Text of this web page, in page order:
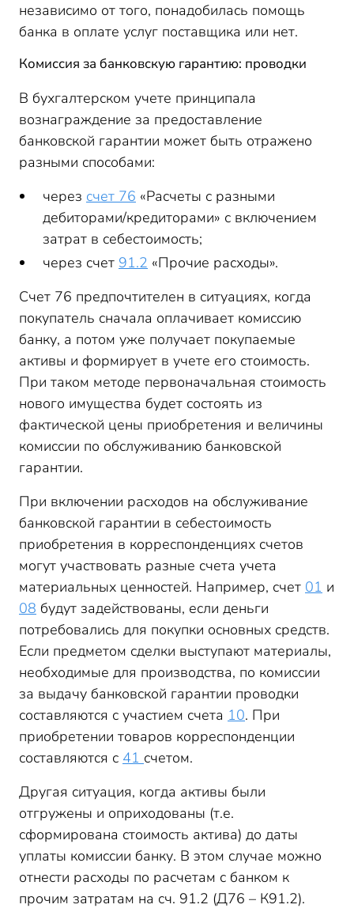
независимо от того, понадобилась помощь
банка в оплате услуг поставщика или нет.
Комиссия за банковскую гарантию: проводки
В бухгалтерском учете принципала
вознаграждение за предоставление
банковской гарантии может быть отражено
разными способами:
через счет 76 «Расчеты с разными
дебиторами/кредиторами» с включением
затрат в себестоимость;
через счет 91.2 «Прочие расходы».
Счет 76 предпочтителен в ситуациях, когда
покупатель сначала оплачивает комиссию
банку, а потом уже получает покупаемые
активы и формирует в учете его стоимость.
При таком методе первоначальная стоимость
нового имущества будет состоять из
фактической цены приобретения и величины
комиссии по обслуживанию банковской
гарантии.
При включении расходов на обслуживание
банковской гарантии в себестоимость
приобретения в корреспонденциях счетов
могут участвовать разные счета учета
материальных ценностей. Например, счет 01 и
08 будут задействованы, если деньги
потребовались для покупки основных средств.
Если предметом сделки выступают материалы,
необходимые для производства, по комиссии
за выдачу банковской гарантии проводки
составляются с участием счета 10. При
приобретении товаров корреспонденции
составляются с 41 счетом.
Другая ситуация, когда активы были
отгружены и оприходованы (т.е.
сформирована стоимость актива) до даты
уплаты комиссии банку. В этом случае можно
отнести расходы по расчетам с банком к
прочим затратам на сч. 91.2 (Д76 – К91.2).